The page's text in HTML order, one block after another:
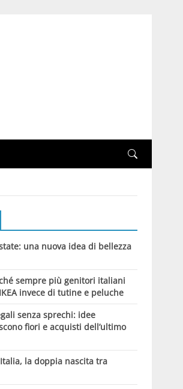
una nuova idea di bellezza
sempre più genitori italiani
invece di tutine e peluche
senza sprechi: idee
fiori e acquisti dell’ultimo
la doppia nascita tra